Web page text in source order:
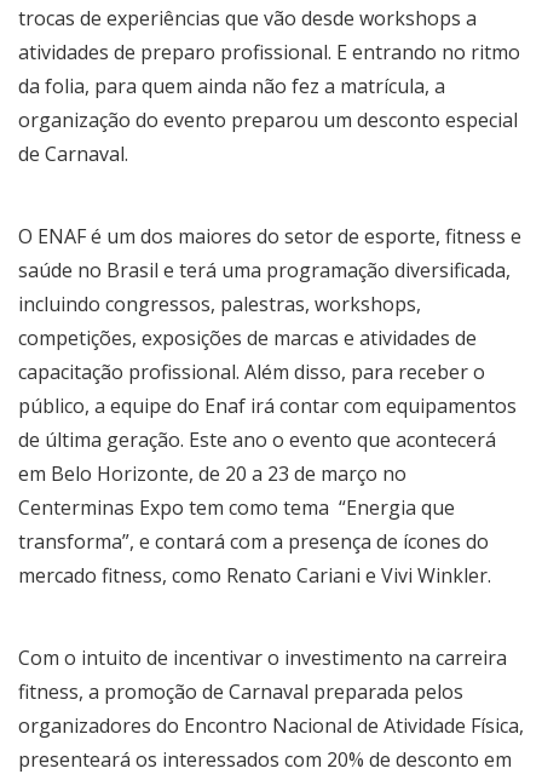
trocas de experiências que vão desde workshops a
atividades de preparo profissional. E entrando no ritmo
da folia, para quem ainda não fez a matrícula, a
organização do evento preparou um desconto especial
de Carnaval.
O ENAF é um dos maiores do setor de esporte, fitness e
saúde no Brasil e terá uma programação diversificada,
incluindo congressos, palestras, workshops,
competições, exposições de marcas e atividades de
capacitação profissional. Além disso, para receber o
público, a equipe do Enaf irá contar com equipamentos
de última geração. Este ano o evento que acontecerá
em Belo Horizonte, de 20 a 23 de março no
Centerminas Expo tem como tema “Energia que
transforma”, e contará com a presença de ícones do
mercado fitness, como Renato Cariani e Vivi Winkler.
Com o intuito de incentivar o investimento na carreira
fitness, a promoção de Carnaval preparada pelos
organizadores do Encontro Nacional de Atividade Física,
presenteará os interessados com 20% de desconto em